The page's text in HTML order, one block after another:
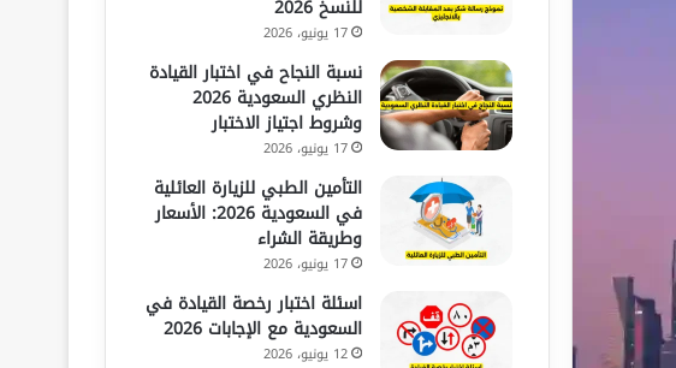
للنسخ 2026
17 يونيو، 2026
نسبة النجاح في اختبار القيادة
النظري السعودية 2026
وشروط اجتياز الاختبار
17 يونيو، 2026
التأمين الطبي للزيارة العائلية
في السعودية 2026: الأسعار
وطريقة الشراء
17 يونيو، 2026
اسئلة اختبار رخصة القيادة في
السعودية مع الإجابات 2026
12 يونيو، 2026